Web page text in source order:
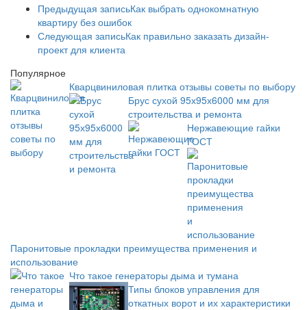
Предыдущая записьКак выбрать однокомнатную
квартиру без ошибок
Следующая записьКак правильно заказать дизайн-
проект для клиента
Популярное
Кварцвиниловая плитка отзывы советы по выбору
Брус сухой 95х95х6000 мм для
строительства и ремонта
Нержавеющие гайки
ГОСТ
Паронитовые прокладки преимущества применения и
использование
Что такое генераторы дыма и тумана
Типы блоков управления для
откатных ворот и их характеристики